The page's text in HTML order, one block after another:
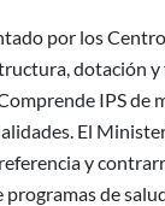
por los
dotación y
IPS de
El
y
programas de